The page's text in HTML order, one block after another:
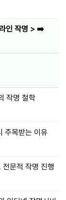
인 작명 > ➡️
작명 철학
주목받는 이유
전문적 작명 진행